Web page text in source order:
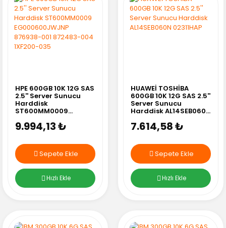
HPE 600GB 10K 12G SAS
2.5'' Server Sunucu
Harddisk
ST600MM0009
876938-001 872483-
004 1XF200-035
9.994,13 ₺
Sepete Ekle
Hızlı Ekle
HUAWEİ TOSHİBA
600GB 10K 12G SAS 2.5''
Server Sunucu
Harddisk AL14SEB060N
7.614,58 ₺
Sepete Ekle
Hızlı Ekle